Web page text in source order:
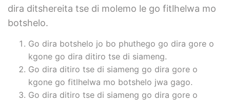
dira ditshereita tse di molemo le go fitlhelwa mo
botshelo.
Go dira botshelo jo bo phuthego go dira gore o
kgone go dira ditiro tse di siameng.
Go dira ditiro tse di siameng go dira gore o
kgone go fitlhelwa mo botshelo jwa gago.
Go dira ditiro tse di siameng go dira gore o